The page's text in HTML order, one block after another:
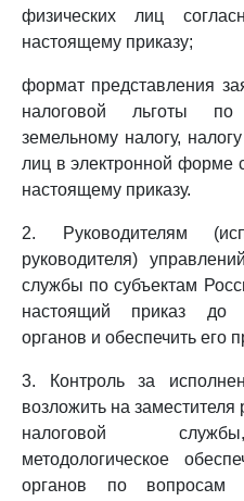
физических лиц
настоящему приказу;
формат представления
налоговой льготы по
земельному налогу,
лиц в электронной форме
настоящему приказу.
2. Руководителям
руководителя)
службы по субъектам
настоящий приказ до
органов и обеспечить его
3. Контроль за
возложить на
налоговой
методологическое
органов по вопросам